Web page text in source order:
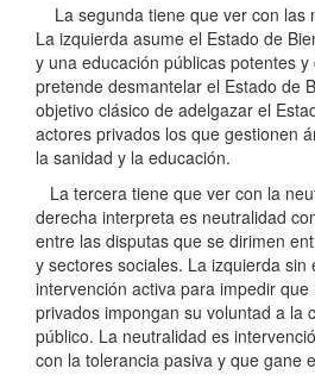
La segunda tiene que ver con las
La izquierda asume el Estado de
y una educación públicas potentes
pretende desmantelar el Estado de
objetivo clásico de adelgazar el
actores privados los que gestionen
la sanidad y la educación.
La tercera tiene que ver con la
derecha interpreta es neutralidad
entre las disputas que se dirimen
y sectores sociales. La izquierda
intervención activa para impedir
privados impongan su voluntad a la
público. La neutralidad es
con la tolerancia pasiva y que gane